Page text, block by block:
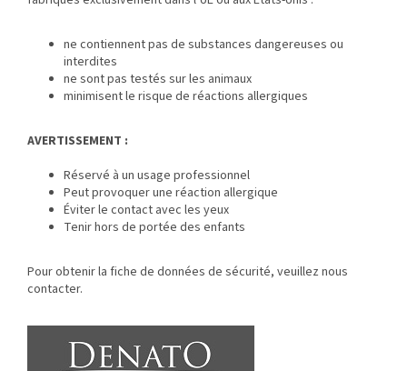
ne contiennent pas de substances dangereuses ou
interdites
ne sont pas testés sur les animaux
minimisent le risque de réactions allergiques
AVERTISSEMENT :
Réservé à un usage professionnel
Peut provoquer une réaction allergique
Éviter le contact avec les yeux
Tenir hors de portée des enfants
Pour obtenir la fiche de données de sécurité, veuillez nous
contacter.